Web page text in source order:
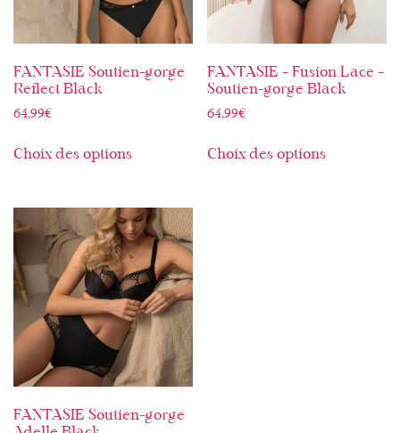
FANTASIE Soutien-gorge
Reflect Black
64,99€
Choix des options
FANTASIE – Fusion Lace –
Soutien-gorge Black
64,99€
Choix des options
FANTASIE Soutien-gorge